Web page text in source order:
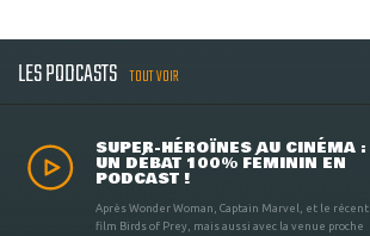
LES PODCASTS TOUT VOIR
SUPER-HÉROÏNES AU CINÉMA :
UN DÉBAT 100% FÉMININ EN
PODCAST !
Après Wonder Woman, Captain Marvel, et le récent
film Birds of Prey, mais aussi avec la venue proche